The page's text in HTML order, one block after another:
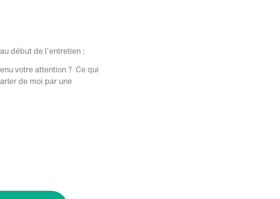
début de l’entretien :
votre attention ? Ce qui
de moi par une